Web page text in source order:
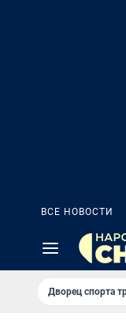
ВСЕ НОВОСТИ
Дворец спорта